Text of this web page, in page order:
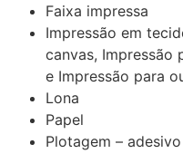
Faixa impressa
Impressão em
canvas, Impressão
e Impressão para
Lona
Papel
Plotagem –